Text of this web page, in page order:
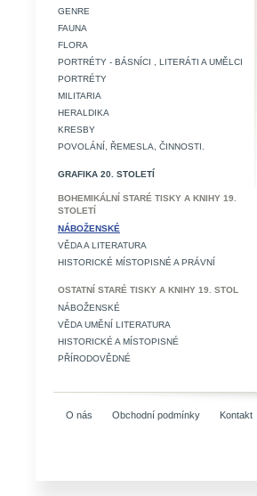
GENRE
FAUNA
FLORA
PORTRÉTY - BÁSNÍCI , LITERÁTI A UMĚLCI
PORTRÉTY
MILITARIA
HERALDIKA
KRESBY
POVOLÁNÍ, ŘEMESLA, ČINNOSTI.
GRAFIKA 20. STOLETÍ
BOHEMIKÁLNÍ STARÉ TISKY A KNIHY 19.
STOLETÍ
NÁBOŽENSKÉ
VĚDA A LITERATURA
HISTORICKÉ MÍSTOPISNÉ A PRÁVNÍ
OSTATNÍ STARÉ TISKY A KNIHY 19. STOL
NÁBOŽENSKÉ
VĚDA UMĚNÍ LITERATURA
HISTORICKÉ A MÍSTOPISNÉ
PŘÍRODOVĚDNÉ
O nás Obchodní podmínky Kontakt